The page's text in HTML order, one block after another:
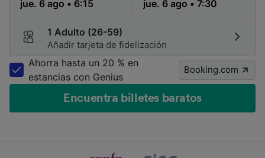
1 Adulto (26-59)
Añadir tarjeta de fidelización
Ahorra hasta un 20 % en
estancias con Genius
Booking.com
Encuentra billetes baratos